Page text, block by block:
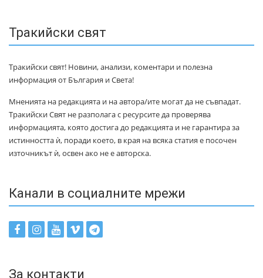
Тракийски свят
Тракийски свят! Новини, анализи, коментари и полезна
информация от България и Света!
Мненията на редакцията и на автора/ите могат да не съвпадат.
Тракийски Свят не разполага с ресурсите да проверява
информацията, която достига до редакцията и не гарантира за
истинността ѝ, поради което, в края на всяка статия е посочен
източникът ѝ, освен ако не е авторска.
Канали в социалните мрежи
За контакти